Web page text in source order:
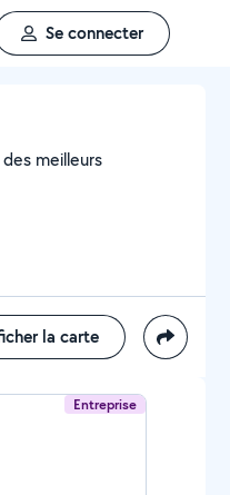
Se connecter
meilleurs
la carte
Entreprise